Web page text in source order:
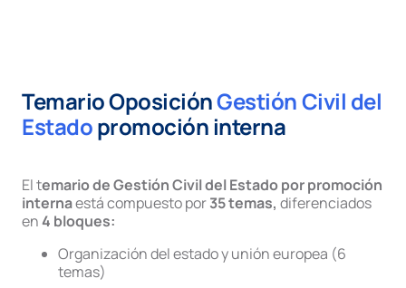
Temario OposiciónGestión Civil del
Estadopromoción interna
El temario de Gestión Civil del Estado por promoción
internaestá compuesto por35 temas, diferenciados
en4 bloques:
Organización del estado y unión europea (6
temas)